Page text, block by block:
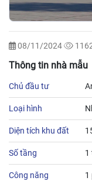
08/11/2024
Thông tin nhà mẫu
Chủ đầu tư
Loại hình
Diện tích khu đất
Số tầng 1
Công năng
1